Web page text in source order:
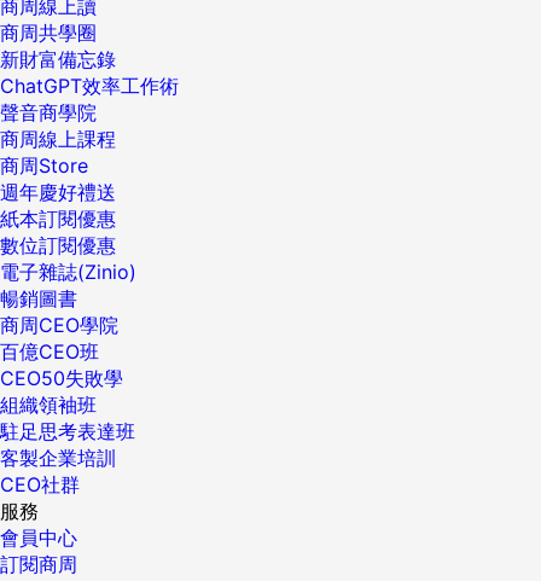
商周線上讀
商周共學圈
新財富備忘錄
ChatGPT效率工作術
聲音商學院
商周線上課程
商周Store
週年慶好禮送
紙本訂閱優惠
數位訂閱優惠
電子雜誌(Zinio)
暢銷圖書
商周CEO學院
百億CEO班
CEO50失敗學
組織領袖班
駐足思考表達班
客製企業培訓
CEO社群
服務
會員中心
訂閱商周